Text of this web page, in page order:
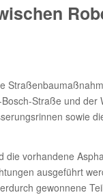
Straße und der
sowie
vorhandene
ausgeführt
gewonnene